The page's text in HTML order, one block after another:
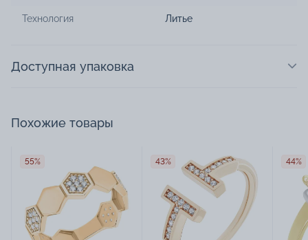
Технология Литье
Доступная упаковка
Похожие товары
55% 43% 44%